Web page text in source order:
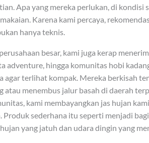
Apa yang mereka perlukan, di kondisi
Karena kami percaya,
hanya teknis.
besar, kami juga kerap
adventure, hingga komunitas hobi
agar terlihat kompak. Mereka berkisah
atau menembus jalur basah di daerah
kami membayangkan jas hujan
Produk sederhana itu seperti menjadi
yang jatuh dan udara dingin yang